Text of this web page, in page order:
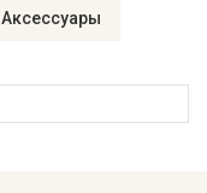
Аксессуары